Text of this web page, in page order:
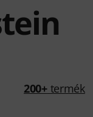
200+termék